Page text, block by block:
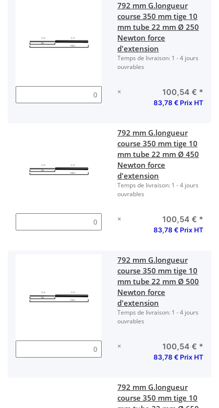
792 mm G.longueur
course 350 mm tige 10
mm tube 22 mm Ø 250
Newton force
d'extension
Temps de livraison: 1 - 4 jours
ouvrables
× 100,54 € *
83,78 € Prix HT
792 mm G.longueur
course 350 mm tige 10
mm tube 22 mm Ø 450
Newton force
d'extension
Temps de livraison: 1 - 4 jours
ouvrables
× 100,54 € *
83,78 € Prix HT
792 mm G.longueur
course 350 mm tige 10
mm tube 22 mm Ø 500
Newton force
d'extension
Temps de livraison: 1 - 4 jours
ouvrables
× 100,54 € *
83,78 € Prix HT
792 mm G.longueur
course 350 mm tige 10